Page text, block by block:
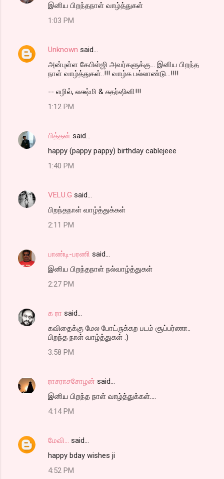
இனிய பிறந்தநாள் வாழ்த்துகள்
1:03 PM
Unknown said…
அன்புள்ள கேபிள்ஜி அவர்களுக்கு... இனிய பிறந்த
நாள் வாழ்த்துகள்..!!! வாழ்க பல்லாண்டு...!!!!
-- எழில், லக்ஷ்மி & சுதர்ஷினி!!!
1:12 PM
பித்தன் said…
happy (pappy pappy) birthday cablejeee
1:40 PM
VELU.G said…
பிறந்தநாள் வாழ்த்துக்கள்
2:11 PM
பாண்டி-பரணி said…
இனிய பிறந்தநாள் நல்வாழ்த்துகள்
2:27 PM
க ரா said…
கவிதைக்கு மேல போட்ருக்கற படம் சூப்பர்ணா..
பிறந்த நாள் வாழ்த்துகள் :)
3:58 PM
ராசராசசோழன் said…
இனிய பிறந்த நாள் வாழ்த்துக்கள்....
4:14 PM
மேவி...
said…
happy bday wishes ji
4:52 PM